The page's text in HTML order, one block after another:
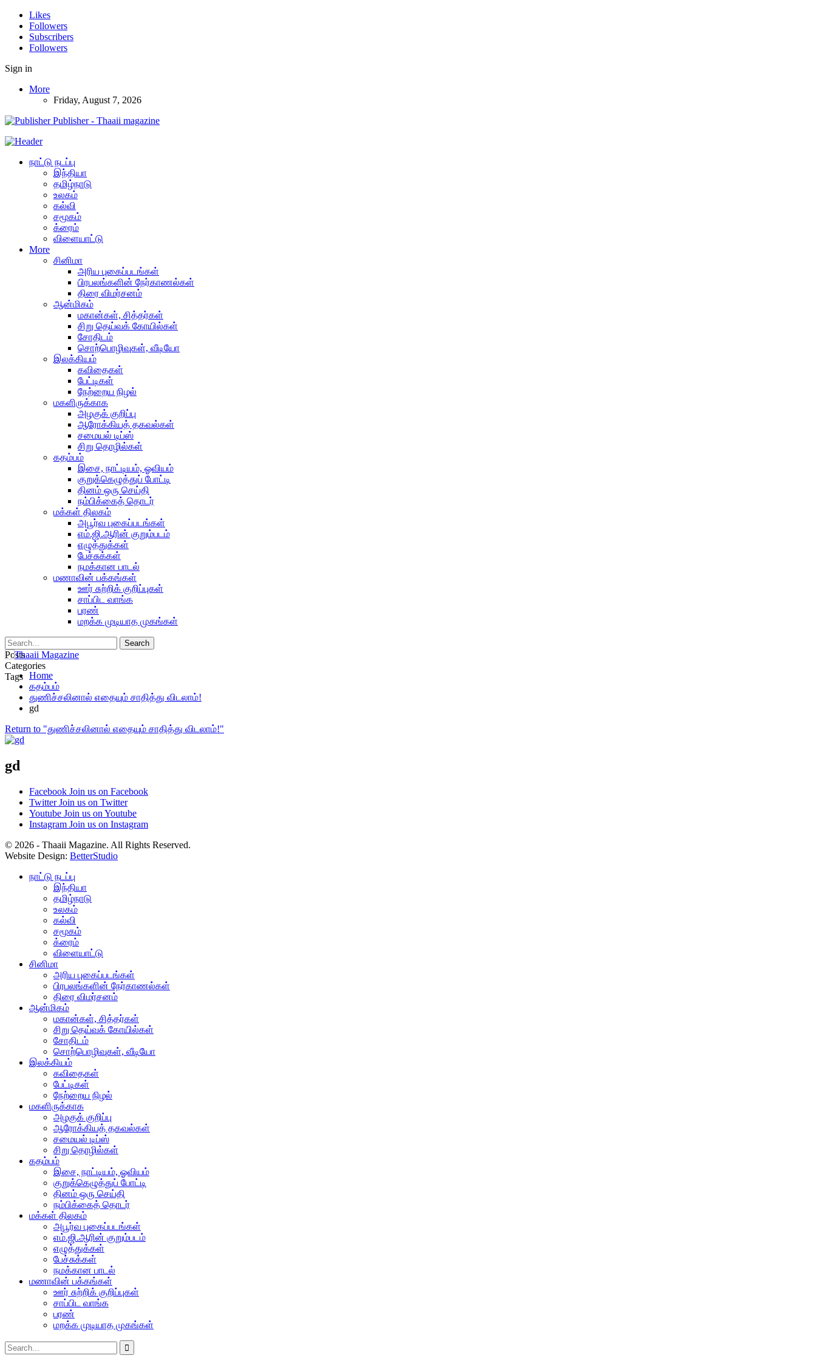
Likes
Followers
Subscribers
Followers
Sign in
More
Friday, August 7, 2026
Publisher - Thaaii magazine
நாட்டு நடப்பு
இந்தியா
தமிழ்நாடு
உலகம்
கல்வி
சமூகம்
க்ரைம்
விளையாட்டு
More
சினிமா
அரிய புகைப்படங்கள்
பிரபலங்களின் நேர்காணல்கள்
திரை விமர்சனம்
ஆன்மிகம்
மகான்கள், சித்தர்கள்
சிறு தெய்வக் கோயில்கள்
சோதிடம்
சொற்பொழிவுகள், வீடியோ
இலக்கியம்
கவிதைகள்
பேட்டிகள்
நேற்றைய நிழல்
மகளிருக்காக
அழகுக் குறிப்பு
ஆரோக்கியத் தகவல்கள்
சமையல் டிப்ஸ்
சிறு தொழில்கள்
கதம்பம்
இசை, நாட்டியம், ஓவியம்
குறுக்கெழுத்துப் போட்டி
தினம் ஒரு செய்தி
நம்பிக்கைத் தொடர்
மக்கள் திலகம்
அபூர்வ புகைப்படங்கள்
எம்.ஜி.ஆரின் குறும்படம்
எழுத்துக்கள்
பேச்சுக்கள்
நமக்கான பாடல்
மணாவின் பக்கங்கள்
ஊர் சுற்றிக் குறிப்புகள்
சாப்பிட வாங்க
பரண்
மறக்க முடியாத முகங்கள்
Posts
Categories
Tags Home
கதம்பம்
துணிச்சலினால் எதையும் சாதித்து விடலாம்!
gd
Return to "துணிச்சலினால் எதையும் சாதித்து விடலாம்!"
gd
Facebook Join us on Facebook
Twitter Join us on Twitter
Youtube Join us on Youtube
Instagram Join us on Instagram
© 2026 - Thaaii Magazine. All Rights Reserved.
Website Design: BetterStudio
நாட்டு நடப்பு
இந்தியா
தமிழ்நாடு
உலகம்
கல்வி
சமூகம்
க்ரைம்
விளையாட்டு
சினிமா
அரிய புகைப்படங்கள்
பிரபலங்களின் நேர்காணல்கள்
திரை விமர்சனம்
ஆன்மிகம்
மகான்கள், சித்தர்கள்
சிறு தெய்வக் கோயில்கள்
சோதிடம்
சொற்பொழிவுகள், வீடியோ
இலக்கியம்
கவிதைகள்
பேட்டிகள்
நேற்றைய நிழல்
மகளிருக்காக
அழகுக் குறிப்பு
ஆரோக்கியத் தகவல்கள்
சமையல் டிப்ஸ்
சிறு தொழில்கள்
கதம்பம்
இசை, நாட்டியம், ஓவியம்
குறுக்கெழுத்துப் போட்டி
தினம் ஒரு செய்தி
நம்பிக்கைத் தொடர்
மக்கள் திலகம்
அபூர்வ புகைப்படங்கள்
எம்.ஜி.ஆரின் குறும்படம்
எழுத்துக்கள்
பேச்சுக்கள்
நமக்கான பாடல்
மணாவின் பக்கங்கள்
ஊர் சுற்றிக் குறிப்புகள்
சாப்பிட வாங்க
பரண்
மறக்க முடியாத முகங்கள்